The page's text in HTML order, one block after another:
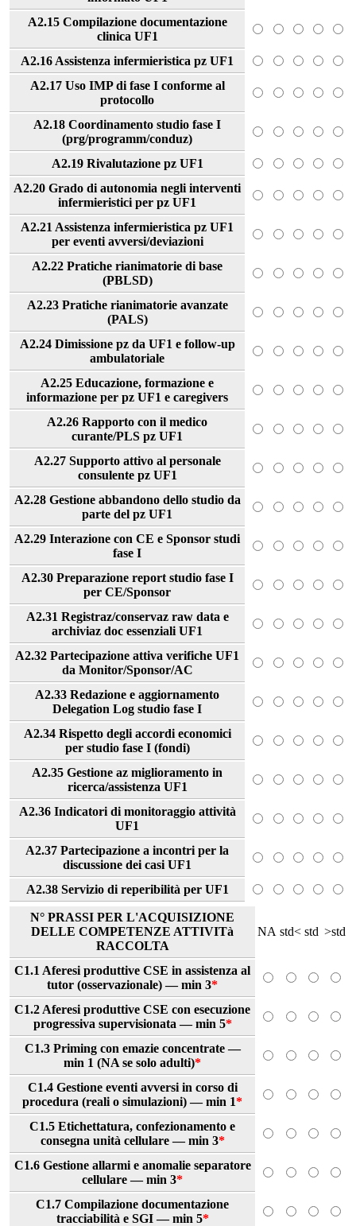
A2.15 Compilazione documentazione
clinica UF1
A2.16 Assistenza infermieristica pz UF1
A2.17 Uso IMP di fase I conforme al
protocollo
A2.18 Coordinamento studio fase I
(prg/programm/conduz)
A2.19 Rivalutazione pz UF1
A2.20 Grado di autonomia negli interventi
infermieristici per pz UF1
A2.21 Assistenza infermieristica pz UF1
per eventi avversi/deviazioni
A2.22 Pratiche rianimatorie di base
(PBLSD)
A2.23 Pratiche rianimatorie avanzate
(PALS)
A2.24 Dimissione pz da UF1 e follow-up
ambulatoriale
A2.25 Educazione, formazione e
informazione per pz UF1 e caregivers
A2.26 Rapporto con il medico
curante/PLS pz UF1
A2.27 Supporto attivo al personale
consulente pz UF1
A2.28 Gestione abbandono dello studio da
parte del pz UF1
A2.29 Interazione con CE e Sponsor studi
fase I
A2.30 Preparazione report studio fase I
per CE/Sponsor
A2.31 Registraz/conservaz raw data e
archiviaz doc essenziali UF1
A2.32 Partecipazione attiva verifiche UF1
da Monitor/Sponsor/AC
A2.33 Redazione e aggiornamento
Delegation Log studio fase I
A2.34 Rispetto degli accordi economici
per studio fase I (fondi)
A2.35 Gestione az miglioramento in
ricerca/assistenza UF1
A2.36 Indicatori di monitoraggio attività
UF1
A2.37 Partecipazione a incontri per la
discussione dei casi UF1
A2.38 Servizio di reperibilità per UF1
N° PRASSI PER L'ACQUISIZIONE
DELLE COMPETENZE ATTIVITà
RACCOLTA
NA std< std >std
C1.1 Aferesi produttive CSE in assistenza al
tutor (osservazionale) — min 3*
C1.2 Aferesi produttive CSE con esecuzione
progressiva supervisionata — min 5*
C1.3 Priming con emazie concentrate —
min 1 (NA se solo adulti)*
C1.4 Gestione eventi avversi in corso di
procedura (reali o simulazioni) — min 1*
C1.5 Etichettatura, confezionamento e
consegna unità cellulare — min 3*
C1.6 Gestione allarmi e anomalie separatore
cellulare — min 3*
C1.7 Compilazione documentazione
tracciabilità e SGI — min 5*